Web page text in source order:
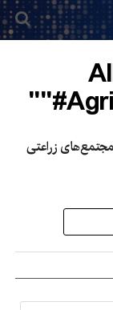
مجتمع‌های زراعتی